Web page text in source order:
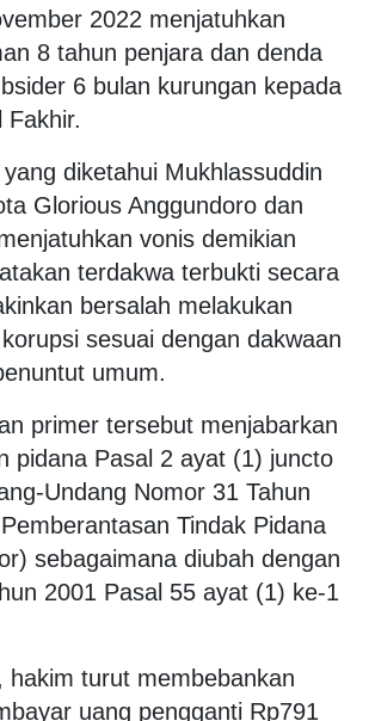
2022 menjatuhkan
8 tahun penjara dan denda
6 bulan kurungan kepada
Fakhir.
diketahui Mukhlassuddin
Glorious Anggundoro dan
vonis demikian
terdakwa terbukti secara
bersalah melakukan
sesuai dengan dakwaan
umum.
primer tersebut menjabarkan
pidana Pasal 2 ayat (1) juncto
Undang Nomor 31 Tahun
Tindak Pidana
sebagaimana diubah dengan
2001 Pasal 55 ayat (1) ke-1
hakim turut membebankan
uang pengganti Rp791